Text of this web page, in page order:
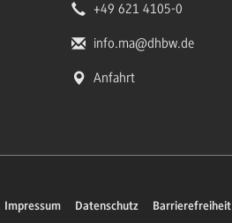
+49 621 4105-0
info.ma@dhbw.de
Anfahrt
Impressum Datenschutz Barrierefreiheit